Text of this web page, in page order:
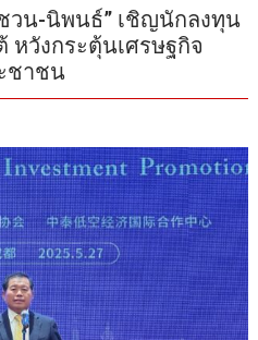
วน-นิพนธ์” เชิญนักลงทุน
หวังกระตุ้นเศรษฐกิจ
ชาชน